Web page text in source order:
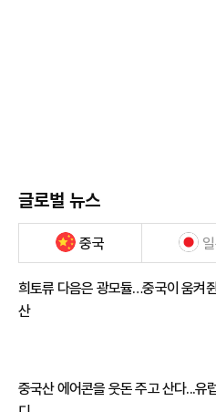
글로벌 뉴스
중국
희토류 다음은 광모듈…중국이 움켜
산
중국산 에어콘을 웃돈 주고 산다...유